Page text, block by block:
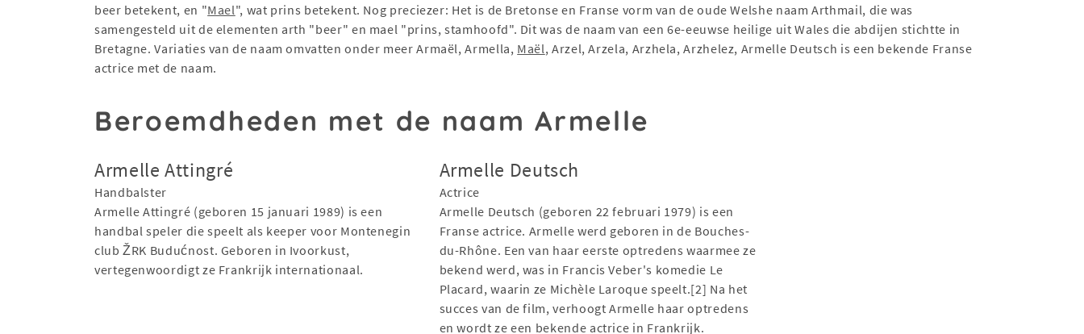
beer betekent, en "Mael", wat prins betekent. Nog preciezer: Het is de Bretonse en Franse vorm van de oude Welshe naam Arthmail, die was
samengesteld uit de elementen arth "beer" en mael "prins, stamhoofd". Dit was de naam van een 6e-eeuwse heilige uit Wales die abdijen stichtte in
Bretagne. Variaties van de naam omvatten onder meer Armaël, Armella, Maël, Arzel, Arzela, Arzhela, Arzhelez, Armelle Deutsch is een bekende Franse
actrice met de naam.
Beroemdheden met de naam Armelle
Armelle Attingré
Handbalster
Armelle Attingré (geboren 15 januari 1989) is een
handbal speler die speelt als keeper voor Montenegin
club ŽRK Budućnost. Geboren in Ivoorkust,
vertegenwoordigt ze Frankrijk internationaal.
Armelle Deutsch
Actrice
Armelle Deutsch (geboren 22 februari 1979) is een
Franse actrice. Armelle werd geboren in de Bouches-
du-Rhône. Een van haar eerste optredens waarmee ze
bekend werd, was in Francis Veber's komedie Le
Placard, waarin ze Michèle Laroque speelt.[2] Na het
succes van de film, verhoogt Armelle haar optredens
en wordt ze een bekende actrice in Frankrijk.